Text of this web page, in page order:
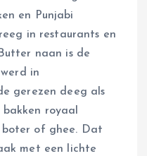
en Punjabi
in restaurants en
naan is de
in
gerezen deeg als
royaal
boter of ghee. Dat
met een lichte